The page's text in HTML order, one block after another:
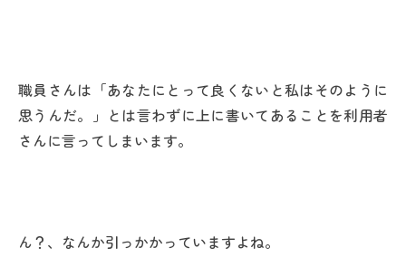
職員さんは「あなたにとって良くないと私はそのように
思うんだ。」とは言わずに上に書いてあることを利用者
さんに言ってしまいます。
ん？、なんか引っかかっていますよね。